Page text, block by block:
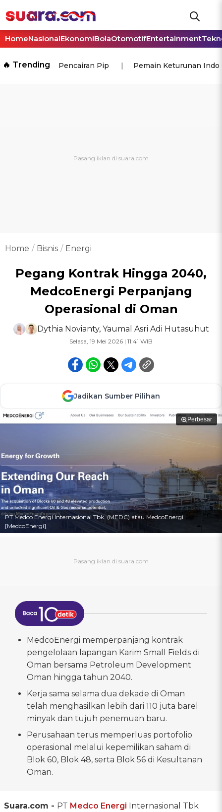
HomeNasionalEkonomiBolaOtomotifEntertainment
🔥 Trending Pencairan Pip Pemain Keturunan
Home Bisnis Energi
Pegang Kontrak Hingga 2040,
MedcoEnergi Perpanjang
Operasional di Oman
Dythia Novianty, Yaumal Asri Adi Hutasuhut
Selasa, 19 Mei 2026 | 11:41 WIB
Jadikan Sumber Pilihan
Perbesar
PT Medco Energi Internasional Tbk. (MEDC) atau MedcoEnergi.
[MedcoEnergi]
MedcoEnergi memperpanjang kontrak
pengelolaan lapangan Karim Small Fields di
Oman bersama Petroleum Development
Oman hingga tahun 2040.
Kerja sama selama dua dekade di Oman
telah menghasilkan lebih dari 110 juta barel
minyak dan tujuh penemuan baru.
Perusahaan terus memperluas portofolio
operasional melalui kepemilikan saham di
Blok 60, Blok 48, serta Blok 56 di Kesultanan
Oman.
Suara.com - PT Medco Energi Internasional Tbk